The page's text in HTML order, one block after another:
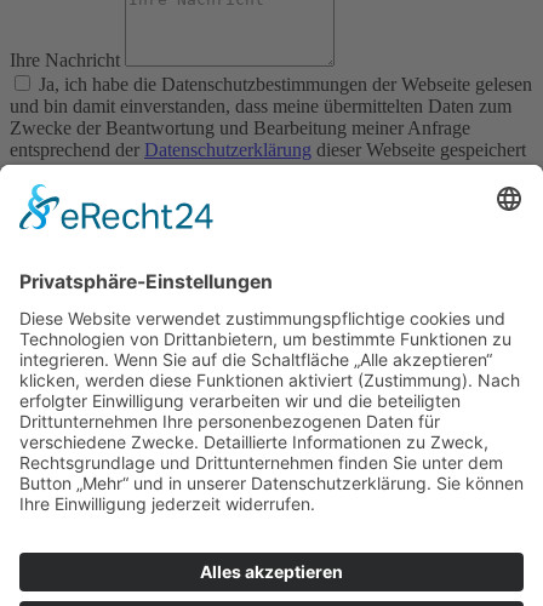
Ihre Nachricht
Ja, ich habe die Datenschutzbestimmungen der Webseite gelesen
und bin damit einverstanden, dass meine übermittelten Daten zum
Zwecke der Beantwortung und Bearbeitung meiner Anfrage
entsprechend der Datenschutzerklärung dieser Webseite gespeichert
werden.
Senden
Impressum
Home
Über uns
Team
Leistungen
Großprojekte
Klima/Lüftung
Referenzen